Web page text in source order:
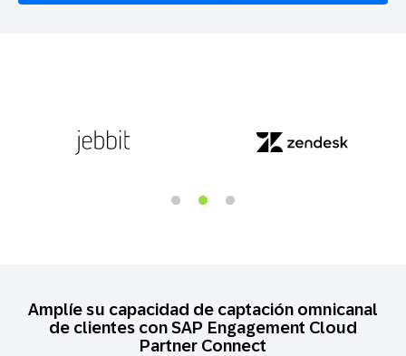
Amplíe su capacidad de captación omnicanal
de clientes con SAP Engagement Cloud
Partner Connect